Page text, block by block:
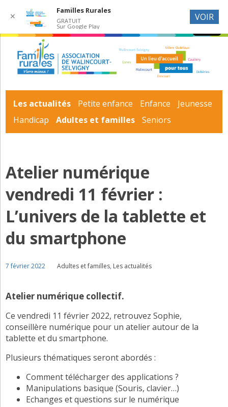
Les actualités Petite enfance Enfance
Jeunesse
Handicap
Adultes et familles Seniors
Atelier numérique
vendredi 11 février :
L’univers de la tablette et
du smartphone
7 février 2022 Adultes et familles, Les actualités
Atelier numérique collectif.
Ce vendredi 11 février 2022, retrouvez Sophie,
conseillère numérique pour un atelier autour de la
tablette et du smartphone.
Plusieurs thématiques seront abordés :
Comment télécharger des applications ?
Manipulations basique (Souris, clavier…)
Echanges et questions sur le numérique
✕
Familles Rurales
GRATUIT
Sur Google Play
VOIR